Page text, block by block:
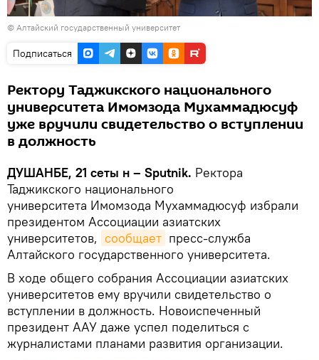
© Алтайский государственный университет
Подписаться
Ректору Таджикского национального
университета Имомзода Мухаммадюсуф
уже вручили свидетельство о вступлении
в должность
ДУШАНБЕ, 21 сеты н – Sputnik. Ректора
Таджикского национального
университета Имомзода Мухаммадюсуф избрали
президентом Ассоциации азиатских
университетов, сообщает пресс-служба
Алтайского государственного университета.
В ходе общего собрания Ассоциации азиатских
университетов ему вручили свидетельство о
вступлении в должность. Новоиспеченный
президент ААУ даже успел поделиться с
журналистами планами развития организации.